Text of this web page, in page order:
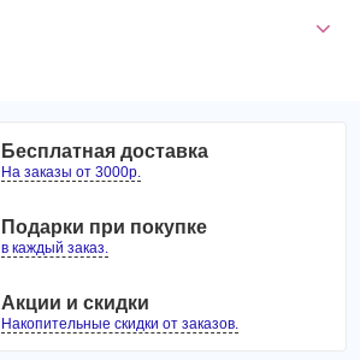
Бесплатная доставка
На заказы от 3000р.
Подарки при покупке
в каждый заказ.
Акции и скидки
Накопительные скидки от заказов.